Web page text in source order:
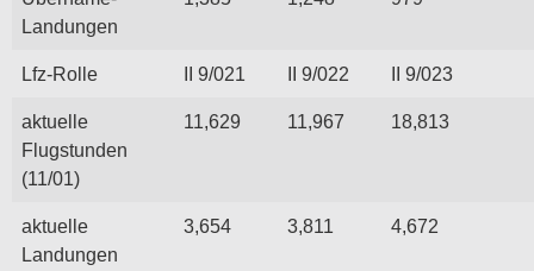
Landungen
Lfz-Rolle II 9/021 II 9/022 II 9/023
aktuelle
Flugstunden
(11/01)
11,629 11,967 18,813
aktuelle
Landungen
3,654 3,811 4,672